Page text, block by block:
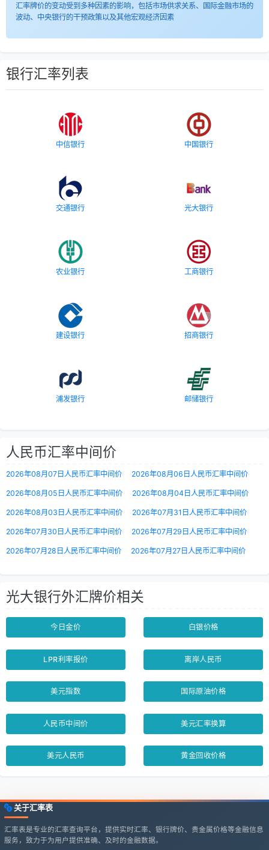
汇率牌价的变动受到多种因素的影响，包括市场供求关系、国际金融市场的
波动、中央银行的干预政策以及其他宏观经济因素
银行汇率列表
中信银行 中国银行
交通银行 光大银行
农业银行 工商银行
建设银行 招商银行
浦发银行 邮储银行
人民币汇率中间价
2026年08月07日人民币汇率中间价 2026年08月06日人民币汇率中间价
2026年08月05日人民币汇率中间价 2026年08月04日人民币汇率中间价
2026年08月03日人民币汇率中间价 2026年07月31日人民币汇率中间价
2026年07月30日人民币汇率中间价 2026年07月29日人民币汇率中间价
2026年07月28日人民币汇率中间价 2026年07月27日人民币汇率中间价
光大银行外汇牌价相关
今日金价 白银价格
LPR利率报价 离岸人民币
美元指数 国际原油价格
人民币中间价 美元汇率换算
美元人民币 黄金回收价格
关于汇率表
汇率表是专业的汇率查询平台，提供实时汇率、银行牌价、贵金属价格等金融信息
服务，致力于为用户提供准确、及时的金融数据。